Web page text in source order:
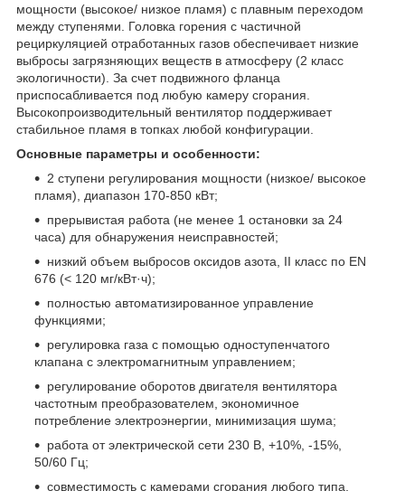
мощности (высокое/ низкое пламя) с плавным переходом
между ступенями. Головка горения с частичной
рециркуляцией отработанных газов обеспечивает низкие
выбросы загрязняющих веществ в атмосферу (2 класс
экологичности). За счет подвижного фланца
приспосабливается под любую камеру сгорания.
Высокопроизводительный вентилятор поддерживает
стабильное пламя в топках любой конфигурации.
Основные параметры и особенности:
2 ступени регулирования мощности (низкое/ высокое
пламя), диапазон 170-850 кВт;
прерывистая работа (не менее 1 остановки за 24
часа) для обнаружения неисправностей;
низкий объем выбросов оксидов азота, II класс по EN
676 (< 120 мг/кВт·ч);
полностью автоматизированное управление
функциями;
регулировка газа с помощью одноступенчатого
клапана с электромагнитным управлением;
регулирование оборотов двигателя вентилятора
частотным преобразователем, экономичное
потребление электроэнергии, минимизация шума;
работа от электрической сети 230 В, +10%, -15%,
50/60 Гц;
совместимость с камерами сгорания любого типа,